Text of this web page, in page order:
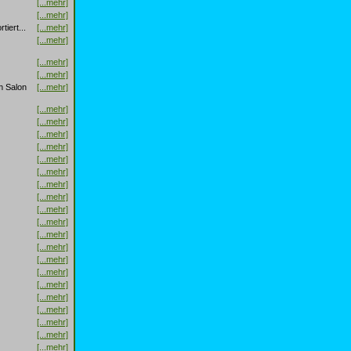
[...mehr]
[...mehr]
[...mehr]
[...mehr]
[...mehr]
[...mehr]
Salon
[...mehr]
[...mehr]
[...mehr]
[...mehr]
[...mehr]
[...mehr]
[...mehr]
[...mehr]
[...mehr]
[...mehr]
[...mehr]
[...mehr]
[...mehr]
[...mehr]
[...mehr]
[...mehr]
[...mehr]
[...mehr]
[...mehr]
[...mehr]
[...mehr]